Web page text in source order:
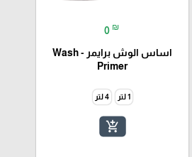
0 ₪
اساس الوش برايمر - Wash
Primer
1 لتر 4 لتر
add_shopping_cart